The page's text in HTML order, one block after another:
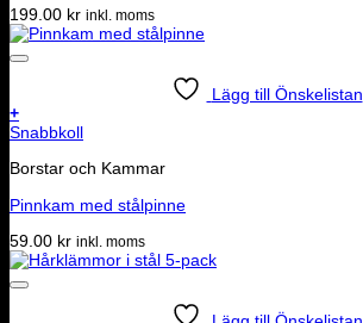
199.00 kr inkl. moms
Lägg till Önskelistan
+
Snabbkoll
Borstar och Kammar
Pinnkam med stålpinne
59.00 kr inkl. moms